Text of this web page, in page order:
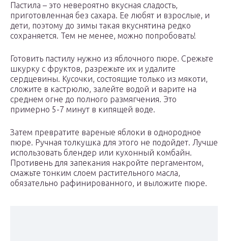
Пастила – это невероятно вкусная сладость,
приготовленная без сахара. Ее любят и взрослые, и
дети, поэтому до зимы такая вкуснятина редко
сохраняется. Тем не менее, можно попробовать!
Готовить пастилу нужно из яблочного пюре. Срежьте
шкурку с фруктов, разрежьте их и удалите
сердцевины. Кусочки, состоящие только из мякоти,
сложите в кастрюлю, залейте водой и варите на
среднем огне до полного размягчения. Это
примерно 5-7 минут в кипящей воде.
Затем превратите вареные яблоки в однородное
пюре. Ручная толкушка для этого не подойдет. Лучше
использовать блендер или кухонный комбайн.
Противень для запекания накройте пергаментом,
смажьте тонким слоем растительного масла,
обязательно рафинированного, и выложите пюре.